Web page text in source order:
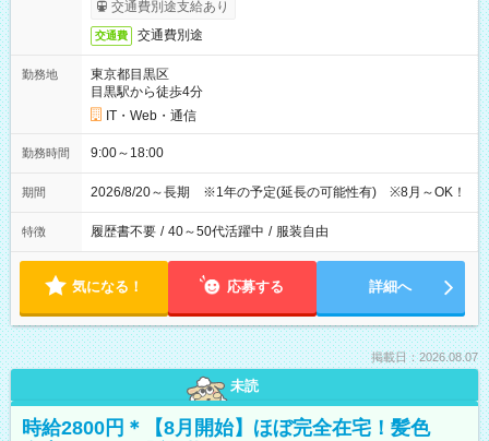
交通費別途支給あり
交通費 交通費別途
勤務地
東京都目黒区
目黒駅から徒歩4分
IT・Web・通信
勤務時間 9:00～18:00
期間 2026/8/20～長期 ※1年の予定(延長の可能性有) ※8月～OK！
特徴 履歴書不要 / 40～50代活躍中 / 服装自由
気になる！ 応募する 詳細へ
掲載日：2026.08.07
未読
時給2800円＊【8月開始】ほぼ完全在宅！髪色